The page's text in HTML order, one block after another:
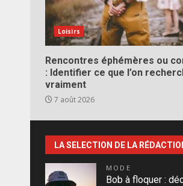
Loisirs
Rencontres éphémères ou
: Identifier ce que l’on
vraiment
7 août 2026
LA SELECTION DE LA
MODE
Bob à floquer :